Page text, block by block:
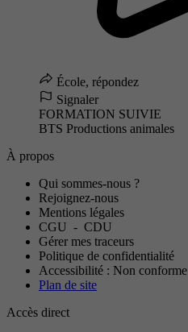
École, répondez
Signaler
FORMATION SUIVIE
BTS Productions animales
À propos
Qui sommes-nous ?
Rejoignez-nous
Mentions légales
CGU - CDU
Gérer mes traceurs
Politique de confidentialité
Accessibilité : Non conforme
Plan de site
Accès direct